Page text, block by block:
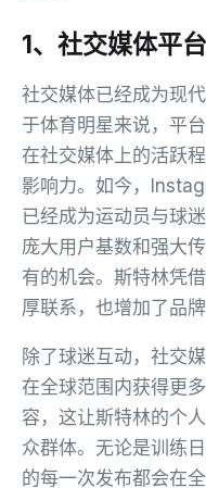
1、社交媒体平
社交媒体已经成为现
于体育明星来说，平
在社交媒体上的活跃
影响力。如今，
已经成为运动员与球
庞大用户基数和强大
有的机会。斯特林凭
厚联系，也增加了品牌
除了球迷互动，社交
在全球范围内获得更
容，这让斯特林的个
众群体。无论是训练
的每一次发布都会在